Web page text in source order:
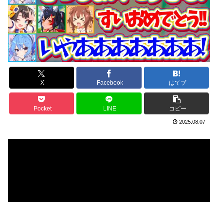
X Facebook はてブ
Pocket LINE コピー
2025.08.07